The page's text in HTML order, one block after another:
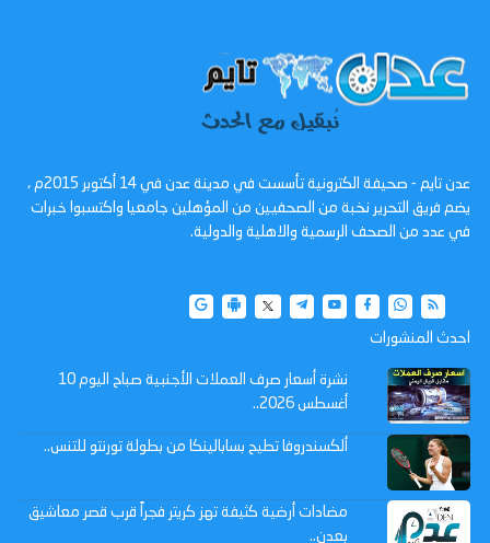
عدن تايم - صحيفة الكترونية تأسست في مدينة عدن في 14 أكتوبر 2015م ،
يضم فريق التحرير نخبة من الصحفيين من المؤهلين جامعيا واكتسبوا خبرات
في عدد من الصحف الرسمية والاهلية والدولية.
احدث المنشورات
نشرة أسعار صرف العملات الأجنبية صباح اليوم 10
أغسطس 2026..
ألكسندروفا تطيح بسابالينكا من بطولة تورنتو للتنس..
مضادات أرضية كثيفة تهز كريتر فجراً قرب قصر معاشيق
بعدن..